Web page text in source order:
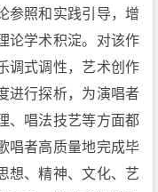
参照和实践引导，增
论学术积淀。对该作
调式调性，艺术创作
进行探析，为演唱者
、唱法技艺等方面都
唱者高质量地完成毕
想、精神、文化、艺